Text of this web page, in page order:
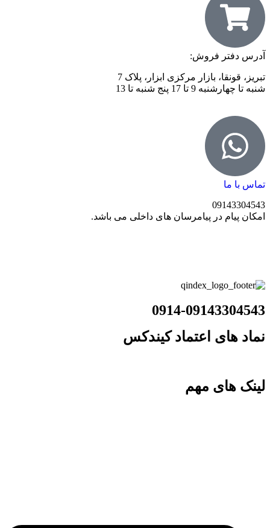
آدرس دفتر فروش:
تبریز، قونقا، بازار مرکزی ابزار، پلاک 7
شنبه تا چهارشنبه 9 تا 17 پنج شنبه تا 13
تماس با ما
09143304543
امکان پیام در پیامرسان های داخلی می باشد.
0914-09143304543
لینک های مهم
نماد های اعتماد کیندکس